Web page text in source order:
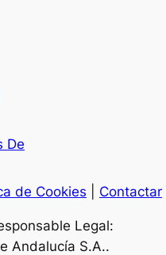
De
de Cookies Contactar
Legal:
Andalucía S.A..